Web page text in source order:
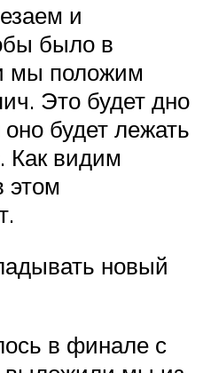
и
было в
мы положим
Это будет дно
будет лежать
Как видим
этом
новый
в финале с